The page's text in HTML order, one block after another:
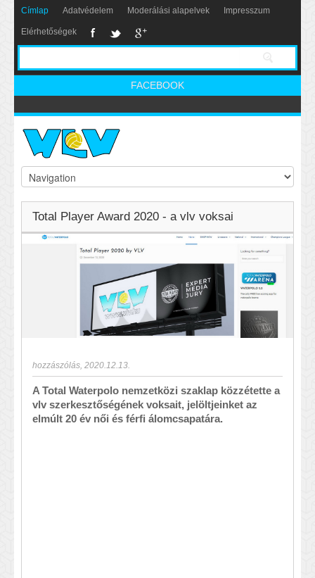
Címlap Adatvédelem Moderálási alapelvek Impresszum
Elérhetőségek
FACEBOOK
Total Player Award 2020 - a vlv voksai
hozzászólás 2020.12.13.
A Total Waterpolo nemzetközi szaklap közzétette a
vlv szerkesztőségének voksait, jelöltjeinket az
elmúlt 20 év női és férfi álomcsapatára.